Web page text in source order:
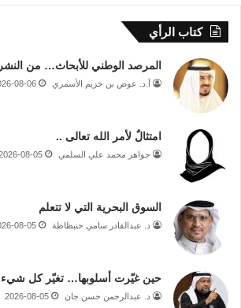
كتاب الرأي
المرصد الوطني للأبحاث… من النشر
أ.د. عوض بن خزيم الأسمري 08-06
امتثالٌ لأمر الله تعالى ..
جواهر محمد علي السلمي 08-05
السوق البحرية التي لا تتعلم
د. عبدالقادر سامي حنبظاظة 08-05
حين غيّرت أسلوبها… تغيّر كل شيء
د. عبدالرحمن حسن جان 2026-08-05